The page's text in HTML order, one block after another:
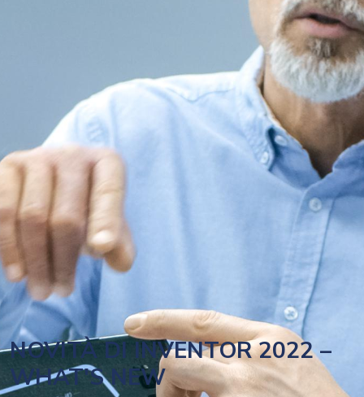
NOVITÀ DI INVENTOR 2022 –
WHAT'S NEW